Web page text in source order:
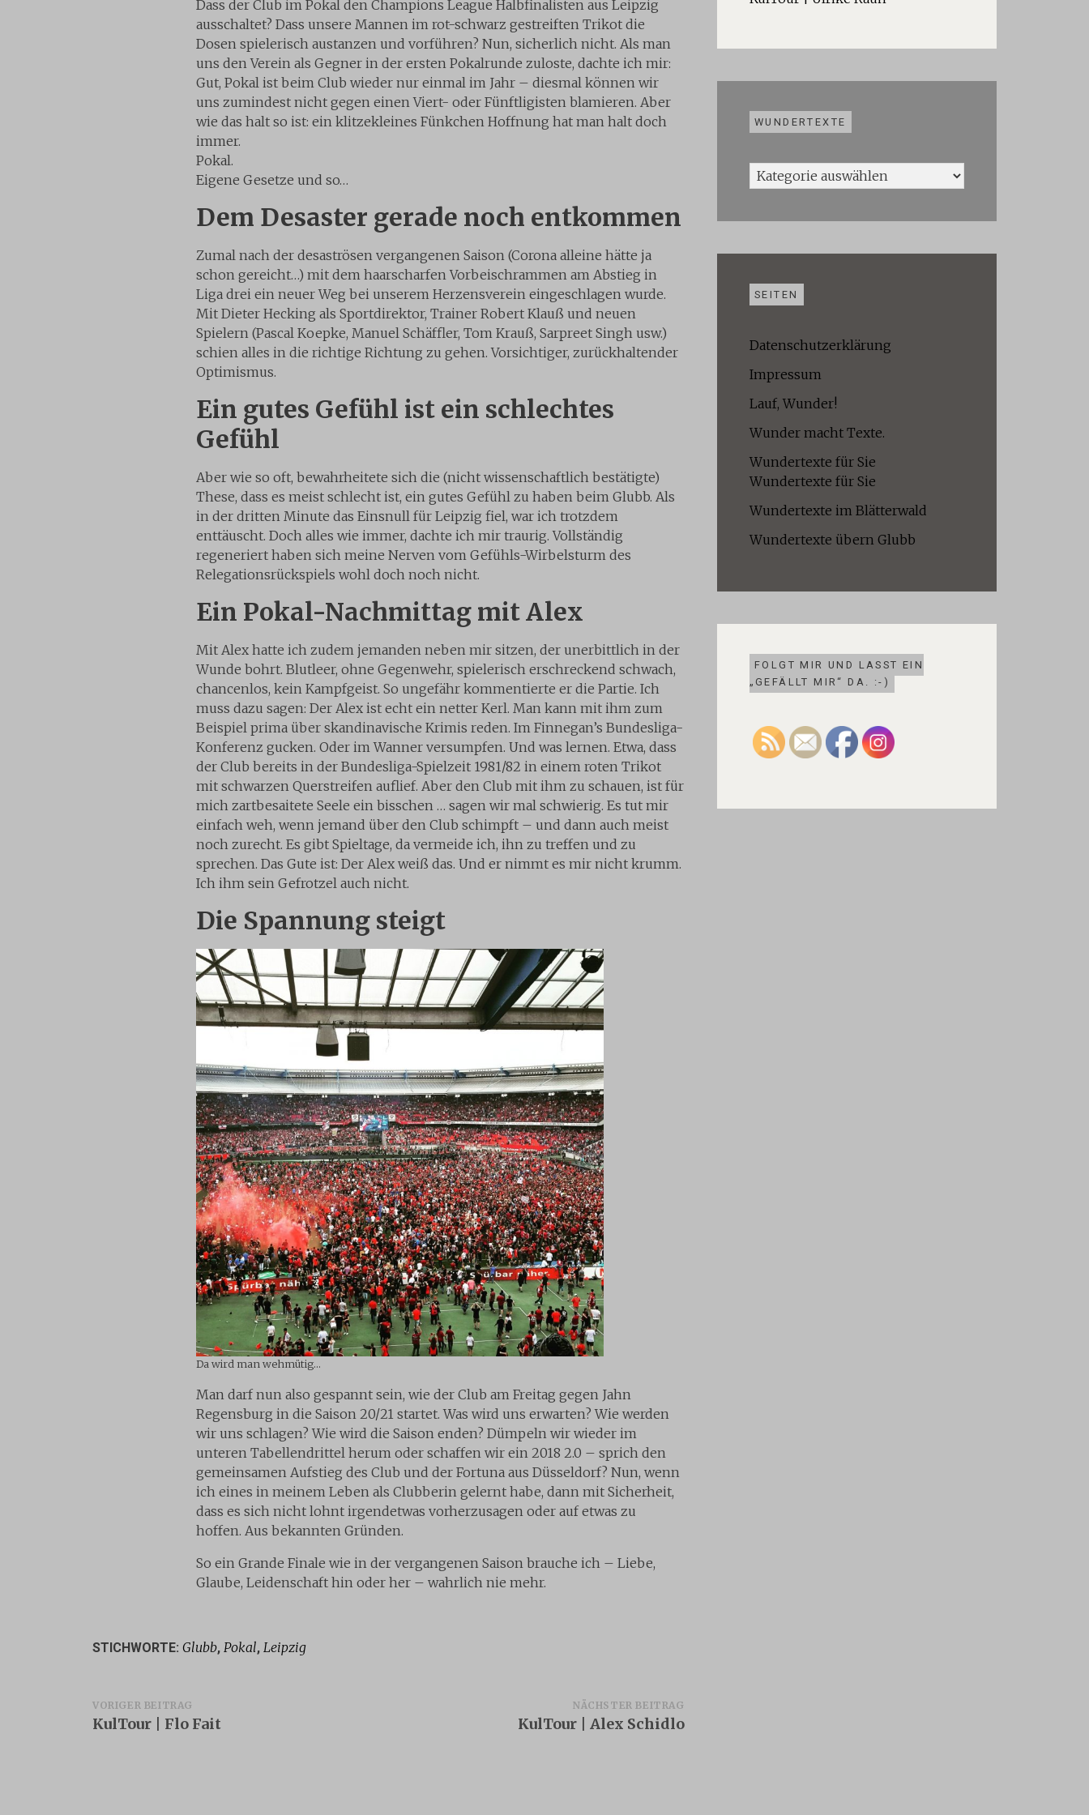
Dass der Club im Pokal den Champions League Halbfinalisten aus Leipzig
ausschaltet? Dass unsere Mannen im rot-schwarz gestreiften Trikot die
Dosen spielerisch austanzen und vorführen? Nun, sicherlich nicht. Als man
uns den Verein als Gegner in der ersten Pokalrunde zuloste, dachte ich mir:
Gut, Pokal ist beim Club wieder nur einmal im Jahr – diesmal können wir
uns zumindest nicht gegen einen Viert- oder Fünftligisten blamieren. Aber
wie das halt so ist: ein klitzekleines Fünkchen Hoffnung hat man halt doch
immer.
Pokal.
Eigene Gesetze und so…
Dem Desaster gerade noch entkommen
Zumal nach der desaströsen vergangenen Saison (Corona alleine hätte ja
schon gereicht…) mit dem haarscharfen Vorbeischrammen am Abstieg in
Liga drei ein neuer Weg bei unserem Herzensverein eingeschlagen wurde.
Mit Dieter Hecking als Sportdirektor, Trainer Robert Klauß und neuen
Spielern (Pascal Koepke, Manuel Schäffler, Tom Krauß, Sarpreet Singh usw.)
schien alles in die richtige Richtung zu gehen. Vorsichtiger, zurückhaltender
Optimismus.
Ein gutes Gefühl ist ein schlechtes
Gefühl
Aber wie so oft, bewahrheitete sich die (nicht wissenschaftlich bestätigte)
These, dass es meist schlecht ist, ein gutes Gefühl zu haben beim Glubb. Als
in der dritten Minute das Einsnull für Leipzig fiel, war ich trotzdem
enttäuscht. Doch alles wie immer, dachte ich mir traurig. Vollständig
regeneriert haben sich meine Nerven vom Gefühls-Wirbelsturm des
Relegationsrückspiels wohl doch noch nicht.
Ein Pokal-Nachmittag mit Alex
Mit Alex hatte ich zudem jemanden neben mir sitzen, der unerbittlich in der
Wunde bohrt. Blutleer, ohne Gegenwehr, spielerisch erschreckend schwach,
chancenlos, kein Kampfgeist. So ungefähr kommentierte er die Partie. Ich
muss dazu sagen: Der Alex ist echt ein netter Kerl. Man kann mit ihm zum
Beispiel prima über skandinavische Krimis reden. Im Finnegan’s Bundesliga-
Konferenz gucken. Oder im Wanner versumpfen. Und was lernen. Etwa, dass
der Club bereits in der Bundesliga-Spielzeit 1981/82 in einem roten Trikot
mit schwarzen Querstreifen auflief. Aber den Club mit ihm zu schauen, ist für
mich zartbesaitete Seele ein bisschen … sagen wir mal schwierig. Es tut mir
einfach weh, wenn jemand über den Club schimpft – und dann auch meist
noch zurecht. Es gibt Spieltage, da vermeide ich, ihn zu treffen und zu
sprechen. Das Gute ist: Der Alex weiß das. Und er nimmt es mir nicht krumm.
Ich ihm sein Gefrotzel auch nicht.
Die Spannung steigt
Da wird man wehmütig…
Man darf nun also gespannt sein, wie der Club am Freitag gegen Jahn
Regensburg in die Saison 20/21 startet. Was wird uns erwarten? Wie werden
wir uns schlagen? Wie wird die Saison enden? Dümpeln wir wieder im
unteren Tabellendrittel herum oder schaffen wir ein 2018 2.0 – sprich den
gemeinsamen Aufstieg des Club und der Fortuna aus Düsseldorf? Nun, wenn
ich eines in meinem Leben als Clubberin gelernt habe, dann mit Sicherheit,
dass es sich nicht lohnt irgendetwas vorherzusagen oder auf etwas zu
hoffen. Aus bekannten Gründen.
So ein Grande Finale wie in der vergangenen Saison brauche ich – Liebe,
Glaube, Leidenschaft hin oder her – wahrlich nie mehr.
STICHWORTE: Glubb, Pokal, Leipzig
Beitragsnavigation
VORIGER BEITRAG
KulTour | Flo Fait
NÄCHSTER BEITRAG
KulTour | Alex Schidlo
WUNDERTEXTE
Wundertexte
SEITEN
Datenschutzerklärung
Impressum
Lauf, Wunder!
Wunder macht Texte.
Wundertexte für Sie
Wundertexte für Sie
Wundertexte im Blätterwald
Wundertexte übern Glubb
FOLGT MIR UND LASST EIN
„GEFÄLLT MIR“ DA. :-)